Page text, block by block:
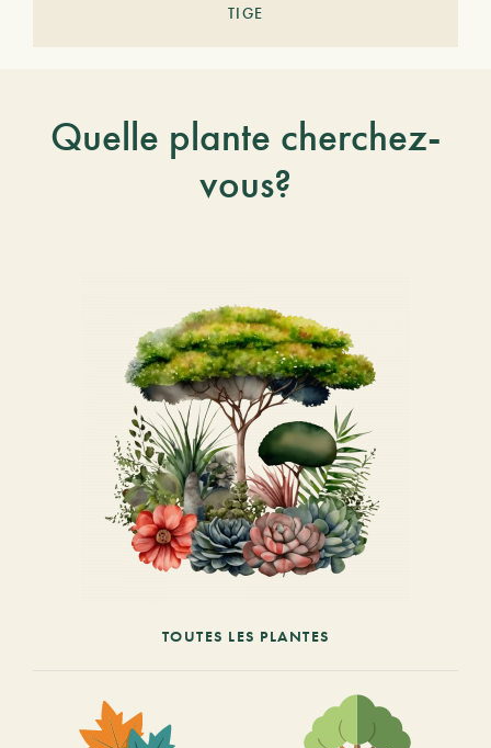
TIGE
Quelle plante cherchez-
vous?
TOUTES LES PLANTES